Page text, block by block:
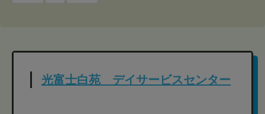
光富士白苑 デイサービスセンター